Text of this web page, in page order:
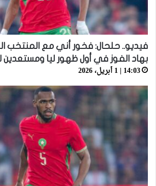
فيديو.. حلحال: فخور أني مع المنتخب
بهاد الفوز في أول ظهور ليا ومستعدين
14:03 | 1 أبريل، 2026